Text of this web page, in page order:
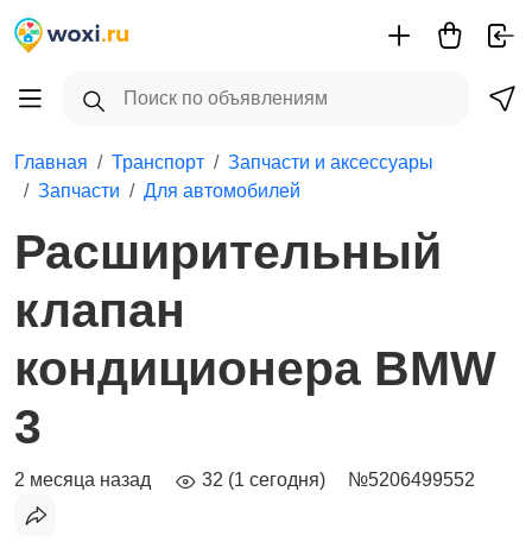
Главная Транспорт
Запчасти и аксессуары
Запчасти
Для автомобилей
Расширительный
клапан
кондиционера BMW
3
2 месяца назад 32 (1 сегодня) №5206499552